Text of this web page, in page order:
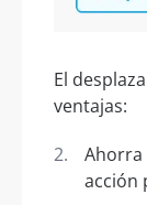
El
ventajas:
Ahorra
acción